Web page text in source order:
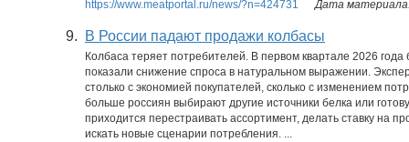
https://www.meatportal.ru/news/?n=424731
Дата
9. В России падают продажи колбасы
Колбаса теряет потребителей. В первом квартале 2026 года
показали снижение спроса в натуральном выражении.
столько с экономией покупателей, сколько с изменением
больше россиян выбирают другие источники белка или
приходится перестраивать ассортимент, делать ставку на
искать новые сценарии потребления. ...